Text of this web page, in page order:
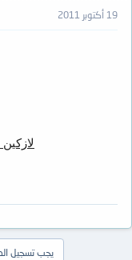
19 أكتوبر 2011
يجب تسجيل